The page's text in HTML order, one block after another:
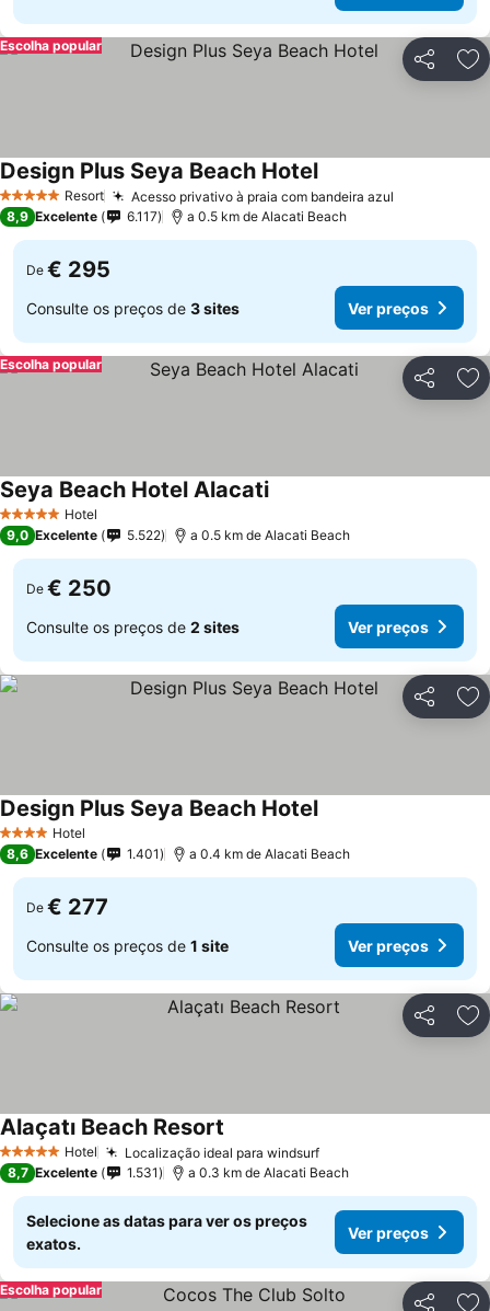
Partilhar
Escolha popular
5 Estrelas Resort Acesso privativo à praia com bandeira azul
Design Plus Seya Beach HotelVer preços
8,9 Excelente 6.117 a 0.5 km de Alacati Beach
De € 295
Consulte os preços de 3 sites Ver preços
Partilhar
Escolha popular
5 Estrelas Hotel
Seya Beach Hotel AlacatiVer preços
9,0 Excelente 5.522 a 0.5 km de Alacati Beach
De € 250
Consulte os preços de 2 sites Ver preços
Partilhar
4 EstrelasHotel
Design Plus Seya Beach HotelVer preços
8,6 Excelente 1.401 a 0.4 km de Alacati Beach
De € 277
Consulte os preços de 1 site Ver preços
Partilhar
5 Estrelas Hotel Localização ideal para windsurfVer preços
Alaçatı Beach Resort
8,7 Excelente 1.531 a 0.3 km de Alacati Beach
Selecione as datas para ver os preços
exatos.
Ver preços
Escolha popular